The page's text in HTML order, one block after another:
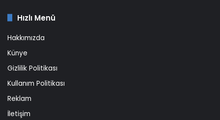
Hızlı Menü
Hakkımızda
Künye
Gizlilik Politikası
Kullanım Politikası
Reklam
İletişim